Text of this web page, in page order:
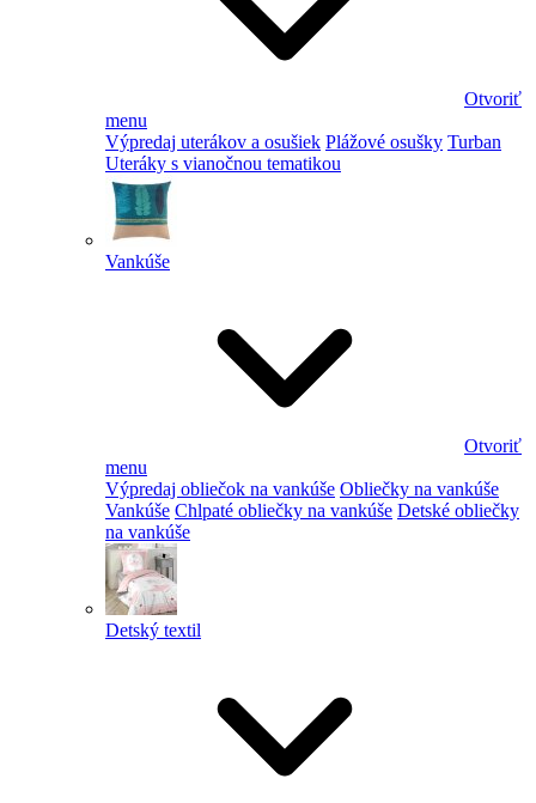
Otvoriť
menu
Výpredaj uterákov a osušiek Plážové osušky Turban
Uteráky s vianočnou tematikou
Vankúše
Otvoriť
menu
Výpredaj obliečok na vankúše Obliečky na vankúše
Vankúše Chlpaté obliečky na vankúše Detské obliečky
na vankúše
Detský textil